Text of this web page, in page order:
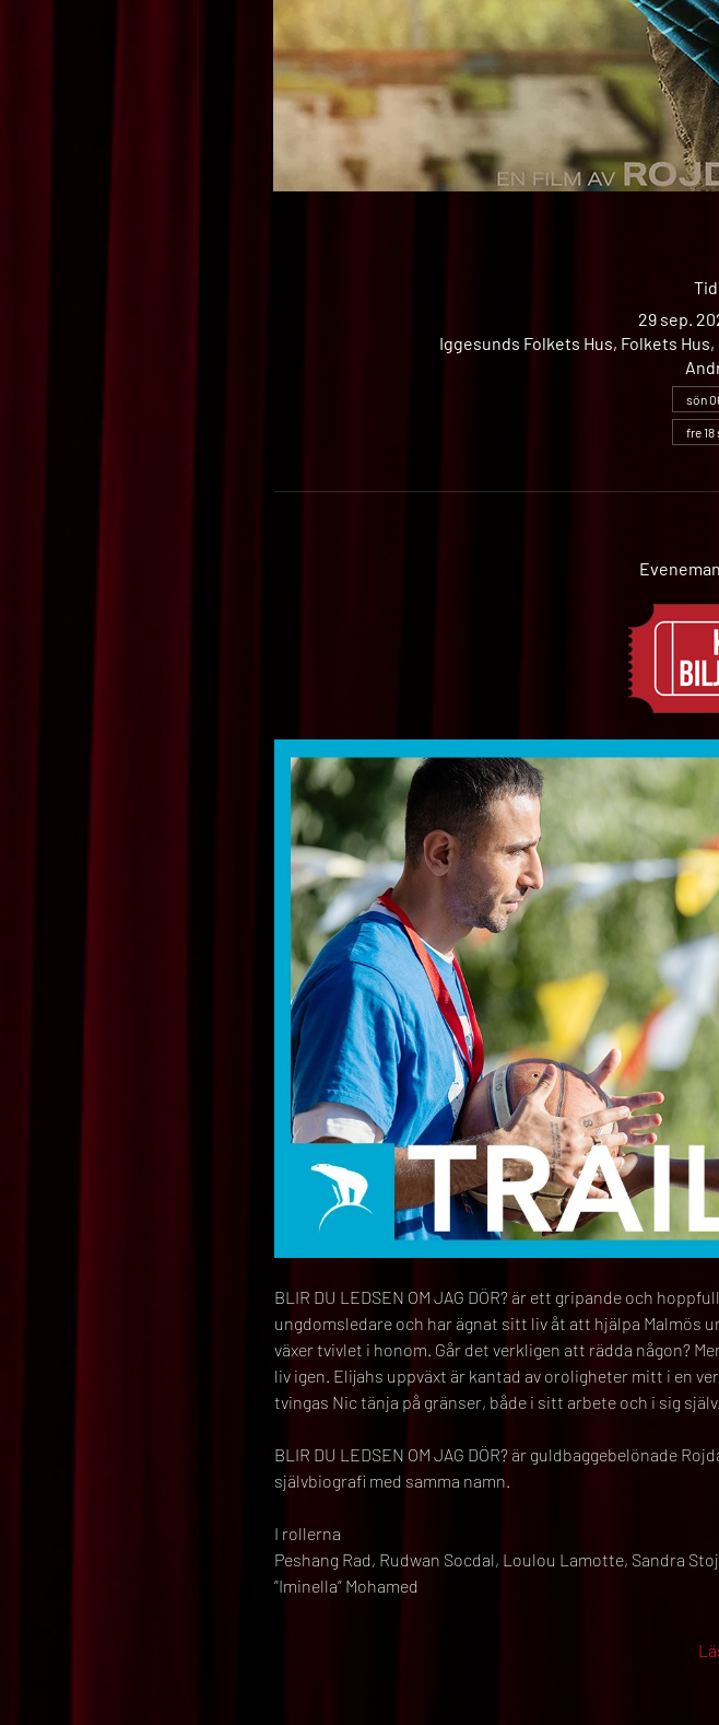
29 sep.
Iggesunds Folkets Hus, Folkets
sön
fre 18
BLIR DU LEDSEN OM JAG DÖR? är ett gripande och
ungdomsledare och har ägnat sitt liv åt att hjälpa Malmös
växer tvivlet i honom. Går det verkligen att rädda någon?
liv igen. Elijahs uppväxt är kantad av oroligheter mitt i en
tvingas Nic tänja på gränser, både i sitt arbete och i sig
BLIR DU LEDSEN OM JAG DÖR? är guldbaggebelönade
självbiografi med samma namn.
I rollerna
Peshang Rad, Rudwan Socdal, Loulou Lamotte, Sandra
”Iminella” Mohamed